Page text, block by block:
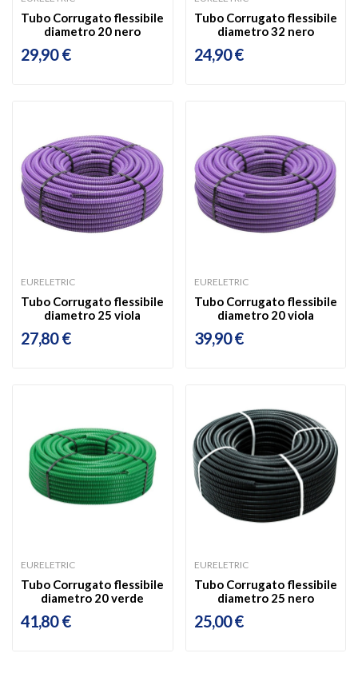
Tubo Corrugato flessibile
diametro 20 nero
29,90 €
Tubo Corrugato flessibile
diametro 32 nero
24,90 €
EURELETRIC
Tubo Corrugato flessibile
diametro 25 viola
27,80 €
EURELETRIC
Tubo Corrugato flessibile
diametro 20 viola
39,90 €
EURELETRIC
Tubo Corrugato flessibile
diametro 20 verde
41,80 €
EURELETRIC
Tubo Corrugato flessibile
diametro 25 nero
25,00 €